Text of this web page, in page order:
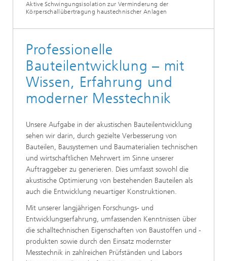
Aktive Schwingungsisolation zur Verminderung der
Körperschallübertragung haustechnischer Anlagen
Professionelle
Bauteilentwicklung – mit
Wissen, Erfahrung und
moderner Messtechnik
Unsere Aufgabe in der akustischen Bauteilentwicklung
sehen wir darin, durch gezielte Verbesserung von
Bauteilen, Bausystemen und Baumaterialien technischen
und wirtschaftlichen Mehrwert im Sinne unserer
Auftraggeber zu generieren. Dies umfasst sowohl die
akustische Optimierung von bestehenden Bauteilen als
auch die Entwicklung neuartiger Konstruktionen.
Mit unserer langjährigen Forschungs- und
Entwicklungserfahrung, umfassenden Kenntnissen über
die schalltechnischen Eigenschaften von Baustoffen und -
produkten sowie durch den Einsatz modernster
Messtechnik in zahlreichen Prüfständen und Labors